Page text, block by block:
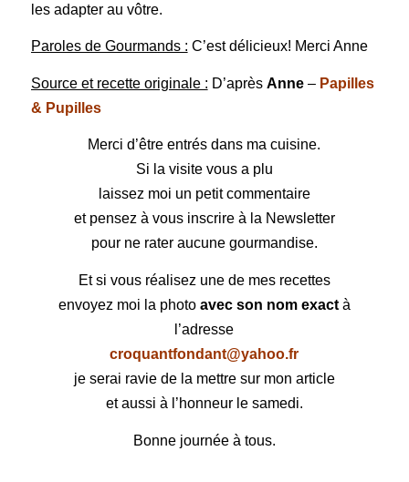
les adapter au vôtre.
Paroles de Gourmands : C’est délicieux! Merci Anne
Source et recette originale : D’après Anne– Papilles
& Pupilles
Merci d’être entrés dans ma cuisine.
Si la visite vous a plu
laissez moi un petit commentaire
et pensez à vous inscrire à la Newsletter
pour ne rater aucune gourmandise.
Et si vous réalisez une de mes recettes
envoyez moi la photo avec son nom exactà
l’adresse
croquantfondant@yahoo.fr
je serai ravie de la mettre sur mon article
et aussi à l’honneur le samedi.
Bonne journée à tous.